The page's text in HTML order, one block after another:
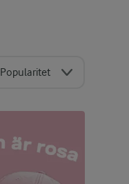
Popularitet